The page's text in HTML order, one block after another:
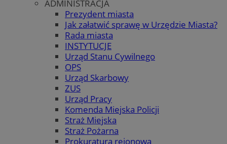
ADMINISTRACJA
Prezydent miasta
Jak załatwić sprawę w Urzędzie Miasta?
Rada miasta
INSTYTUCJE
Urząd Stanu Cywilnego
OPS
Urząd Skarbowy
ZUS
Urząd Pracy
Komenda Miejska Policji
Straż Miejska
Straż Pożarna
Prokuratura rejonowa